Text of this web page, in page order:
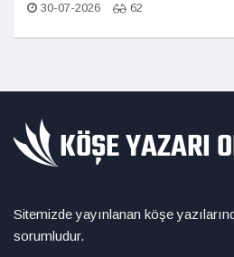
30-07-2026 62
Sitemizde yayınlanan köşe
sorumludur.